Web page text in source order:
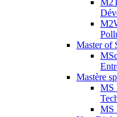
Master of
Mastère
MS
MS